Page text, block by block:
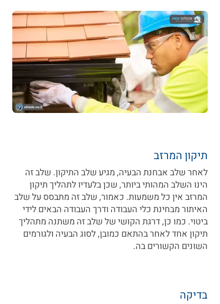
תיקון המרזב
לאחר שלב אבחנת הבעיה, מגיע שלב התיקון. שלב זה
הינו השלב המהותי ביותר, שכן בלעדיו לתהליך תיקון
המרזב אין כל משמעות. כאמור, שלב זה מתבסס על שלב
האיתור מבחינת כלי העבודה ודרך העבודה הבאים לידי
ביטוי. כמו כן, דרגת הקושי של שלב זה משתנה מתהליך
תיקון אחד לאחר בהתאם כמובן, לסוג הבעיה ולגורמים
השונים הקשורים בה.
בדיקה